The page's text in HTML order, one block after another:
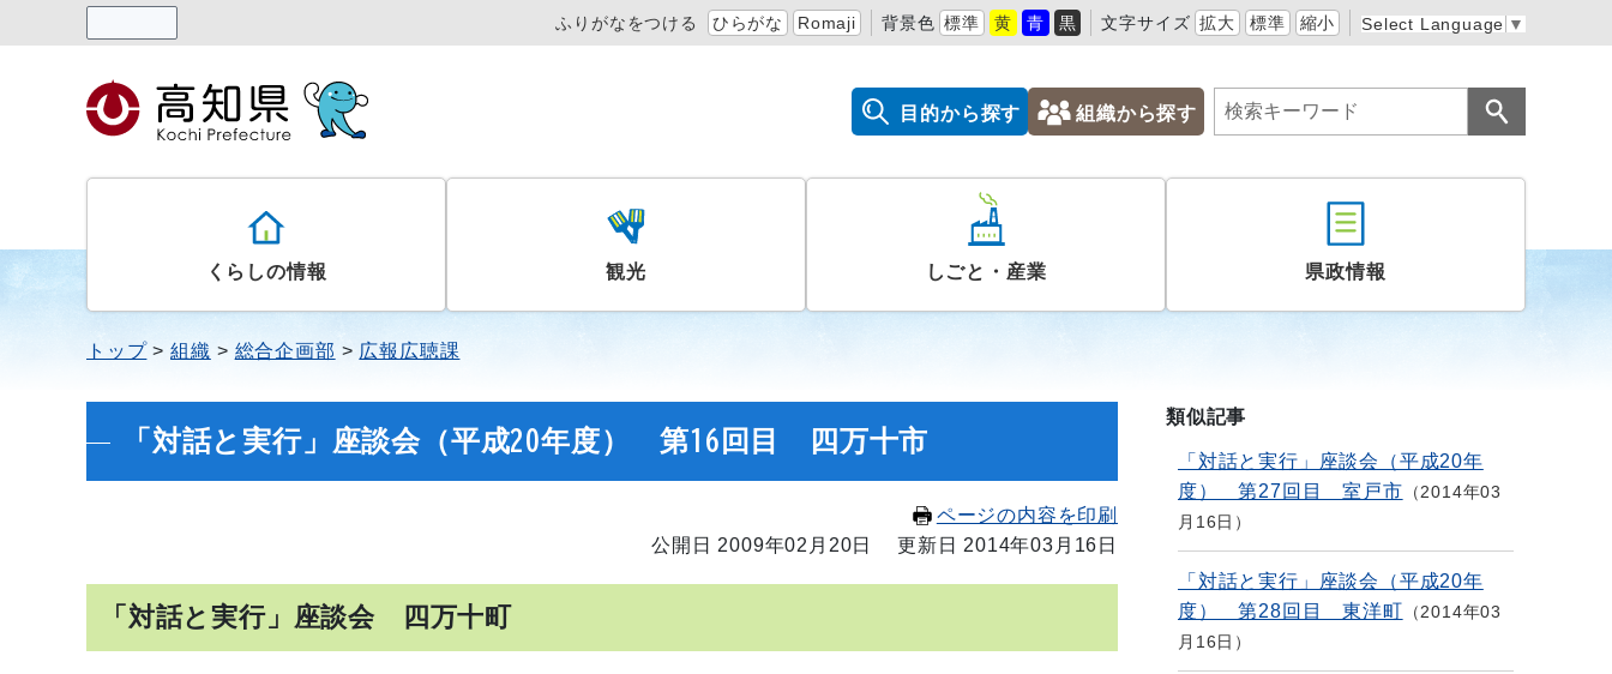
ふりがなをつける ひらがな Romaji 背景色 標準 黄 青 黒 文字サイズ 拡大 標準 縮小 Select Language ▼
目的から探す 組織から探す
くらしの情報 観光 しごと・産業 県政情報
トップ 組織 総合企画部 広報広聴課
「対話と実行」座談会（平成20年度） 第16回目 四万十市
ページの内容を印刷
公開日 2009年02月20日
更新日 2014年03月16日
「対話と実行」座談会 四万十町
類似記事
「対話と実行」座談会（平成20年
度） 第27回目 室戸市
2014年03
月16日
「対話と実行」座談会（平成20年
度） 第28回目 東洋町
2014年03
月16日